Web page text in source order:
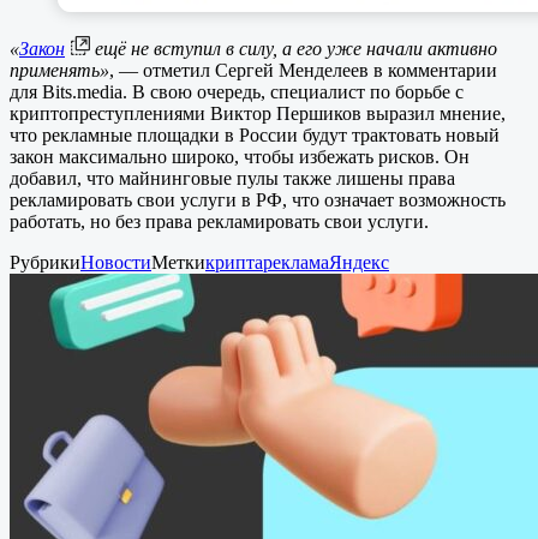
«Закон
ещё не вступил в силу, а его уже начали активно
применять», — отметил Сергей Менделеев в комментарии
для Bits.media. В свою очередь, специалист по борьбе с
криптопреступлениями Виктор Першиков выразил мнение,
что рекламные площадки в России будут трактовать новый
закон максимально широко, чтобы избежать рисков. Он
добавил, что майнинговые пулы также лишены права
рекламировать свои услуги в РФ, что означает возможность
работать, но без права рекламировать свои услуги.
РубрикиНовостиМеткикриптарекламаЯндекс